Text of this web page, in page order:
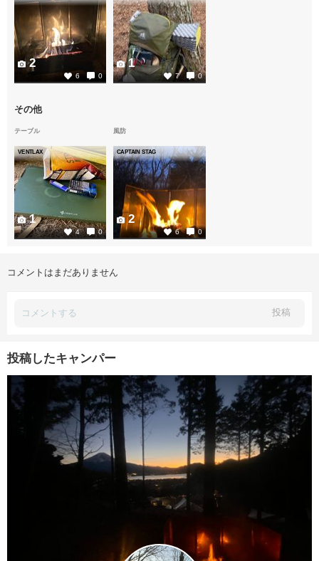
6 0
2
7 0
1
その他
テーブル
VENTLAX
4 0
1
風防
CAPTAIN STAG
6 0
2
コメントはまだありません
投稿
投稿したキャンパー